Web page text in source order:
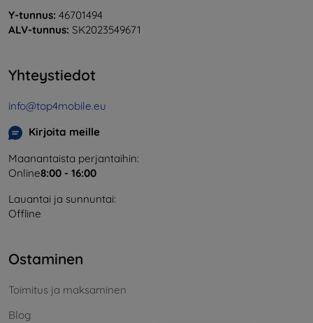
Y-tunnus: 46701494
ALV-tunnus: SK2023549671
Yhteystiedot
info@top4mobile.eu
Kirjoita meille
Maanantaista perjantaihin:
Online8:00 - 16:00
Lauantai ja sunnuntai:
Offline
Ostaminen
Toimitus ja maksaminen
Blog